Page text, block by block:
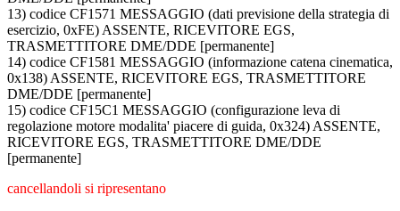
13) codice CF1571 MESSAGGIO (dati previsione della strategia di
esercizio, 0xFE) ASSENTE, RICEVITORE EGS,
TRASMETTITORE DME/DDE [permanente]
14) codice CF1581 MESSAGGIO (informazione catena cinematica,
0x138) ASSENTE, RICEVITORE EGS, TRASMETTITORE
DME/DDE [permanente]
15) codice CF15C1 MESSAGGIO (configurazione leva di
regolazione motore modalita' piacere di guida, 0x324) ASSENTE,
RICEVITORE EGS, TRASMETTITORE DME/DDE
[permanente]
cancellandoli si ripresentano